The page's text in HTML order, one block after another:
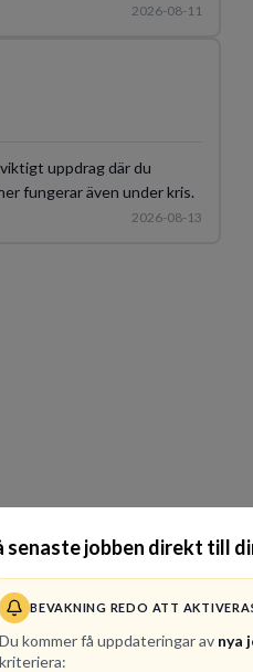
senaste jobben direkt till
BEVAKNING REDO ATT
Du kommer få uppdateringar av nya
kriteriera:
2026-08-11
uppdrag där du
fungerar även under kris.
2026-08-13